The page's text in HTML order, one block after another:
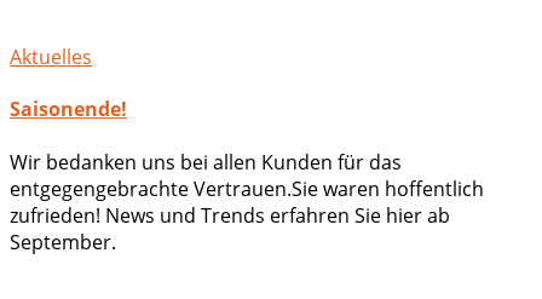
Aktuelles
Saisonende!
Wir bedanken uns bei allen Kunden für das
entgegengebrachte Vertrauen.Sie waren hoffentlich
zufrieden! News und Trends erfahren Sie hier ab
September.